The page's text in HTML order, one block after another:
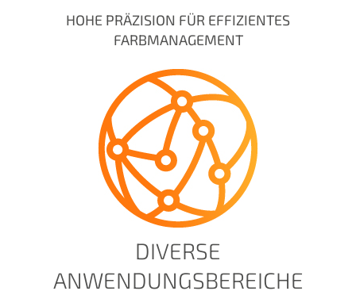
HOHE PRÄZISION FÜR EFFIZIENTES
FARBMANAGEMENT
DIVERSE
ANWENDUNGSBEREICHE